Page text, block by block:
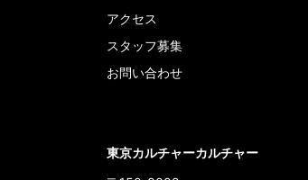
アクセス
スタッフ募集
お問い合わせ
東京カルチャーカルチャー